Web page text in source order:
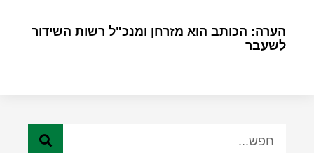
הערה: הכותב הוא מזרחן ומנכ"ל רשות השידור
לשעבר